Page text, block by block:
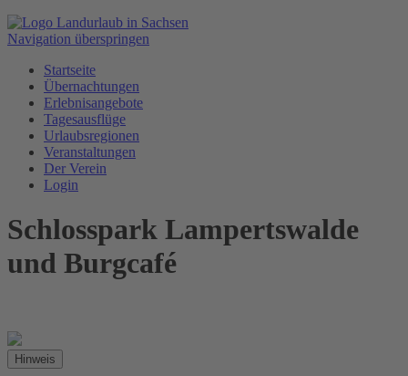
Navigation überspringen
Startseite
Übernachtungen
Erlebnisangebote
Tagesausflüge
Urlaubsregionen
Veranstaltungen
Der Verein
Login
Schlosspark Lampertswalde
und Burgcafé
Hinweis